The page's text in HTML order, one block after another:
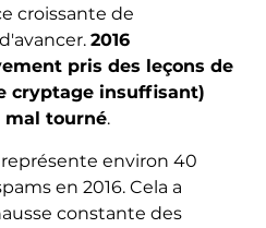
croissante de
2016
pris des leçons de
cryptage insuffisant)
mal tourné.
environ 40
en 2016. Cela a
constante des